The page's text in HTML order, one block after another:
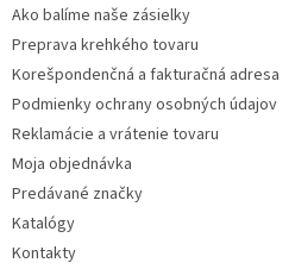
i
s
Ako balíme naše zásielky
Preprava krehkého tovaru
Korešpondenčná a fakturačná adresa
Podmienky ochrany osobných údajov
Reklamácie a vrátenie tovaru
Moja objednávka
Predávané značky
Katalógy
Kontakty